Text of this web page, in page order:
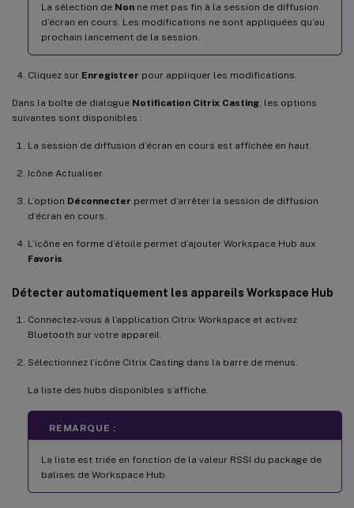
La sélection de Non ne met pas fin à la session de diffusion
d’écran en cours. Les modifications ne sont appliquées qu’au
prochain lancement de la session.
Cliquez sur Enregistrer pour appliquer les modifications.
Dans la boîte de dialogue Notification Citrix Casting , les options
suivantes sont disponibles :
La session de diffusion d’écran en cours est affichée en haut.
Icône Actualiser.
L’option Déconnecter permet d’arrêter la session de diffusion
d’écran en cours.
L’icône en forme d’étoile permet d’ajouter Workspace Hub aux
Favoris
Détecter automatiquement les appareils Workspace Hub
Connectez-vous à l’application Citrix Workspace et activez
Bluetooth sur votre appareil.
Sélectionnez l’icône Citrix Casting dans la barre de menus.
La liste des hubs disponibles s’affiche.
REMARQUE :
La liste est triée en fonction de la valeur RSSI du package de
balises de Workspace Hub.